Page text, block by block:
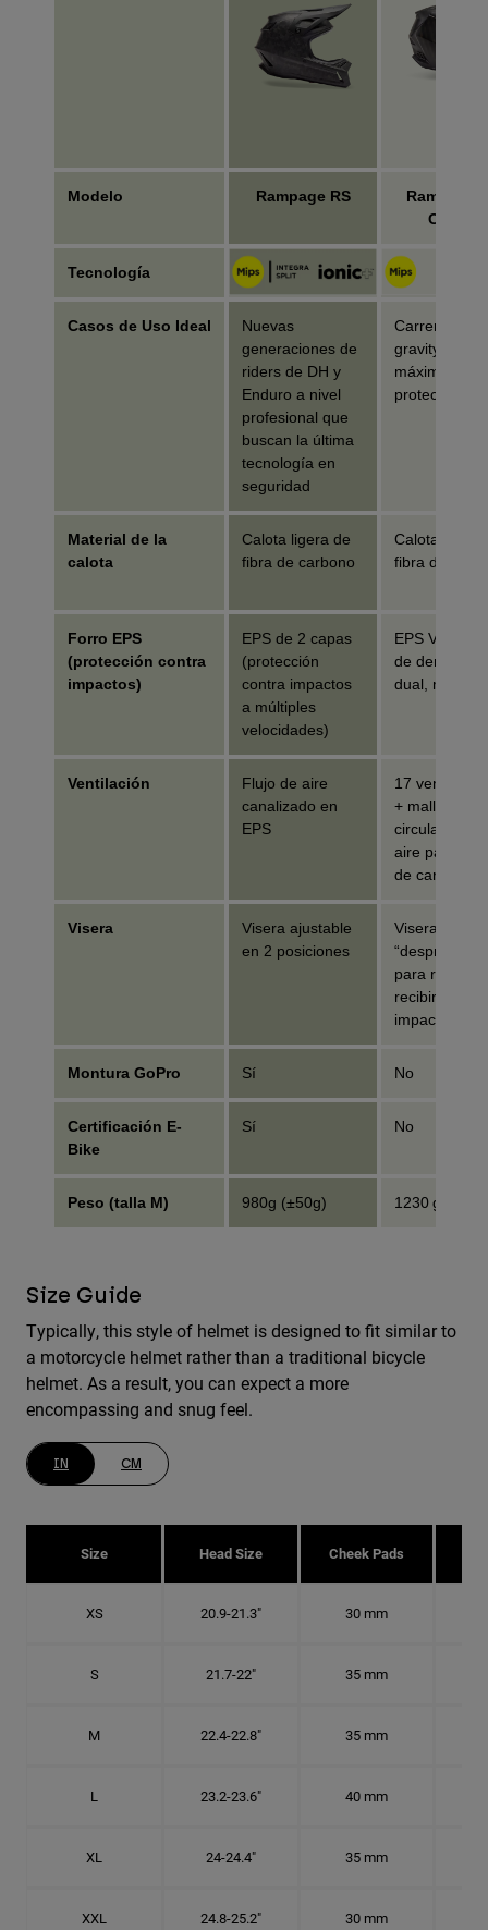
Modelo Rampage RS
Rampage
Carbon
Tecnología
Casos de Uso Ideal
Nuevas
generaciones de
riders de DH y
Enduro a nivel
profesional que
buscan la última
tecnología en
seguridad
Carreras de
gravity/
máxima
protección
Material de la
calota
Calota ligera de
fibra de carbono
Calota ligera
fibra de
Forro EPS
(protección contra
impactos)
EPS de 2 capas
(protección
contra impactos
a múltiples
velocidades)
EPS
de densidad
dual,
Ventilación
Flujo de aire
canalizado en
EPS
17
+ mallas,
circulación de
aire para
de carbono
Visera
Visera ajustable
en 2 posiciones
Visera fija
para
recibir un
impacto
Montura GoPro Sí No
Certificación E-
Bike
Sí No
Peso (talla M) 980g (±50g) 1230 g (±50
Size Guide
Typically, this style of helmet is designed to fit similar to
a motorcycle helmet rather than a traditional bicycle
helmet. As a result, you can expect a more
encompassing and snug feel.
IN CM
Size Head Size Cheek Pads
XS 20.9-21.3" 30 mm
S 21.7-22" 35 mm
M 22.4-22.8" 35 mm
L 23.2-23.6" 40 mm
XL 24-24.4" 35 mm
XXL 24.8-25.2" 30 mm